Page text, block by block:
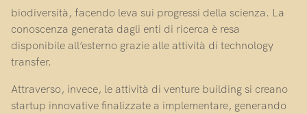
biodiversità, facendo leva sui progressi della scienza. La
conoscenza generata dagli enti di ricerca è resa
disponibile all’esterno grazie alle attività di technology
transfer.
Attraverso, invece, le attività di venture building si creano
startup innovative finalizzate a implementare, generando